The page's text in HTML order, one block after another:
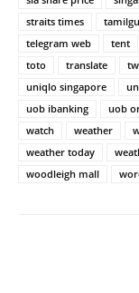
straits times
telegram web
tent
toto
translate
uniqlo singapore
uob ibanking
uob
watch
weather
weather today
woodleigh mall